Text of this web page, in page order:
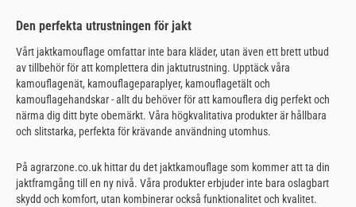
Den perfekta utrustningen för jakt
Vårt jaktkamouflage omfattar inte bara kläder, utan även ett brett utbud
av tillbehör för att komplettera din jaktutrustning. Upptäck våra
kamouflagenät, kamouflageparaplyer, kamouflagetält och
kamouflagehandskar - allt du behöver för att kamouflera dig perfekt och
närma dig ditt byte obemärkt. Våra högkvalitativa produkter är hållbara
och slitstarka, perfekta för krävande användning utomhus.
På agrarzone.co.uk hittar du det jaktkamouflage som kommer att ta din
jaktframgång till en ny nivå. Våra produkter erbjuder inte bara oslagbart
skydd och komfort, utan kombinerar också funktionalitet och kvalitet.